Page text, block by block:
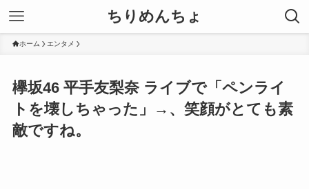
ちりめんちょ
ホーム エンタメ
欅坂46 平手友梨奈 ライブで「ペンライ
トを壊しちゃった」→、笑顔がとても素
敵ですね。